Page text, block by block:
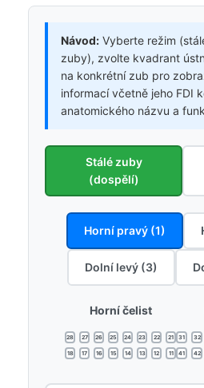
Návod: Vyberte režim
zuby), zvolte kvadrant
na konkrétní zub pro
informací včetně jeho FDI
anatomického názvu a
Stálé zuby
(dospělí)
Horní pravý (1)
Dolní levý (3)
Horní čelist
28 27 26 25 24 23 22 21
18 17 16 15 14 13 12 11
31 32
41 42